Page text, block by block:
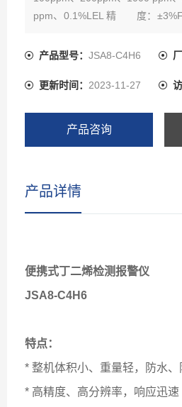
ppm、0.1%LEL 精 度：
≤±3%（F.S） 报警方式：声光报
产品型号： JSA8-C4H6
更新时间： 2023-11-27
产品咨询
产品详情
便携式丁二烯检测报警仪
JSA8-C4H6
特点：
* 整机体积小、重量轻，防水
* 高精度、高分辨率，响应迅速